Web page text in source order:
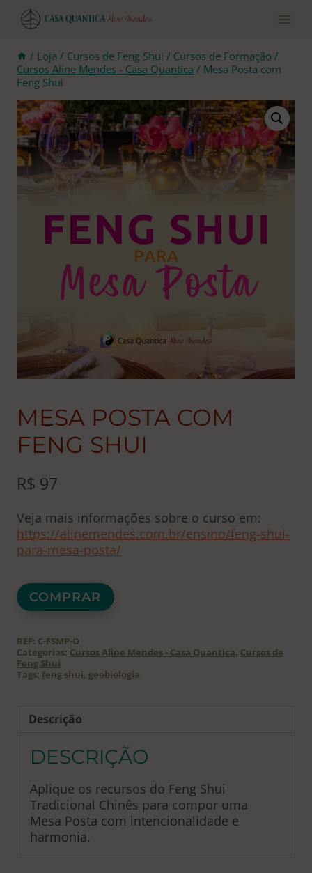
Pular
para
conteúdo
/ Loja / Cursos de Feng Shui / Cursos de Formação /
Cursos Aline Mendes - Casa Quantica / Mesa Posta com
Feng Shui
MESA POSTA COM
FENG SHUI
R$ 97
Veja mais informações sobre o curso em:
https://alinemendes.com.br/ensino/feng-shui-
para-mesa-posta/
Mesa
Posta
Feng
Shui
quantidade
COMPRAR
REF: C-FSMP-O
Categorias: Cursos Aline Mendes - Casa Quantica, Cursos de
Feng Shui
Tags: feng shui, geobiologia
Descrição
DESCRIÇÃO
Aplique os recursos do Feng Shui
Tradicional Chinês para compor uma
Mesa Posta com intencionalidade e
harmonia.